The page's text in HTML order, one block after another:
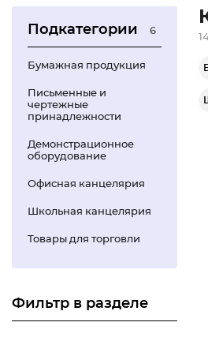
Подкатегории 6
Бумажная продукция
Письменные и
чертежные
принадлежности
Демонстрационное
оборудование
Офисная канцелярия
Школьная канцелярия
Товары для торговли
Фильтр в разделе